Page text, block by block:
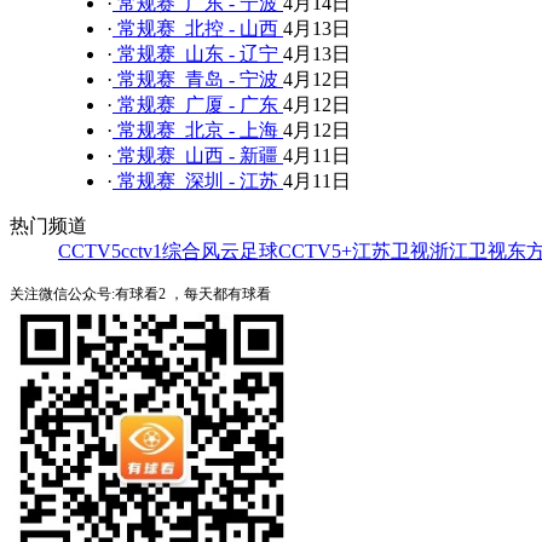
· 常规赛 北控 - 山西 4月13日
· 常规赛 山东 - 辽宁 4月13日
· 常规赛 青岛 - 宁波 4月12日
· 常规赛 广厦 - 广东 4月12日
· 常规赛 北京 - 上海 4月12日
· 常规赛 山西 - 新疆 4月11日
· 常规赛 深圳 - 江苏 4月11日
热门频道
CCTV5cctv1综合风云足球CCTV5+江苏卫视浙江卫视东
关注微信公众号:有球看2 ，每天都有球看